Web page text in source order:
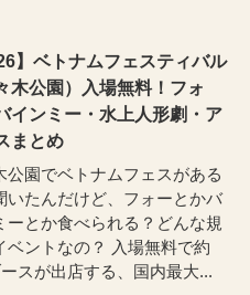
】ベトナムフェスティバル
木公園）入場無料！フォ
インミー・水上人形劇・ア
まとめ
公園でベトナムフェスがある
いたんだけど、フォーとかバ
ーとか食べられる？どんな規
ベントなの？ 入場無料で約
スが出店する、国内最大...